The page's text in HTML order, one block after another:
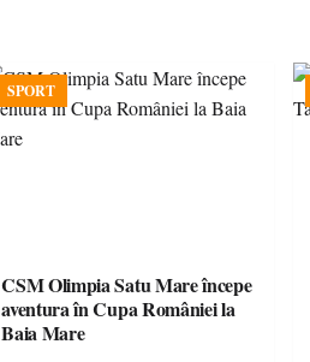
SPORT
CSM Olimpia Satu Mare începe
aventura în Cupa României la
Baia Mare